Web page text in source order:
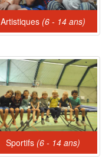
Artistiques (6 - 14 ans)
Sportifs (6 - 14 ans)